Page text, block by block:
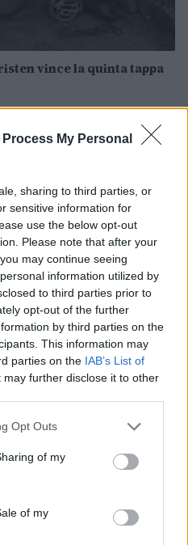
Process My Personal
sharing to third parties, or
sensitive information for
use the below opt-out
Please note that after your
may continue seeing
information utilized by
to third parties prior to
opt-out of the further
by third parties on the
This information may
parties on the IAB’s List of
may further disclose it to other
uses one or more Google
behaviour. You may click to
and its third-party tags to
purposes in below Google
Opt Outs
of my
of my
vince la quinta tappa
la settima tappa e la